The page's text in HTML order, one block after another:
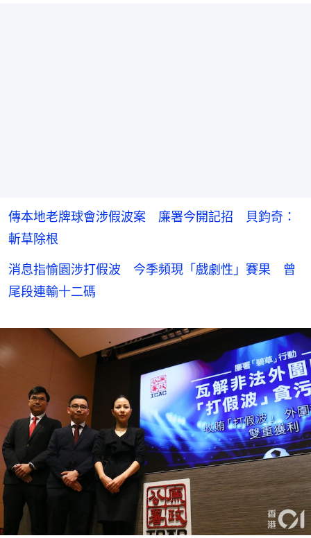
傳本地老牌球會涉假波案 廉署今開記招 貝鈞奇：
斬草除根
消息指愉園涉打假波 今季頻現「戲劇性」賽果 曾
尾段連輸十二碼